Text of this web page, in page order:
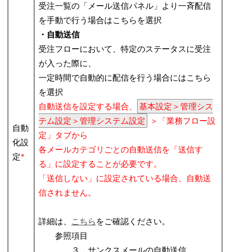
自動
化設
定*
受注一覧の「メール送信パネル」より一斉配信
を手動で行う場合はこちらを選択
・自動送信
受注フローにおいて、特定のステータスに受注
が入った際に、
一定時間で自動的に配信を行う場合にはこちら
を選択
自動送信を設定する場合、
基本設定＞管理シス
テム設定＞管理システム設定
＞「業務フロー設
定」タブから
各メールカテゴリごとの自動送信を「送信す
る」に設定することが必要です。
「送信しない」に設定されている場合、自動送
信されません。
詳細は、 こちら をご確認ください。
参照項目